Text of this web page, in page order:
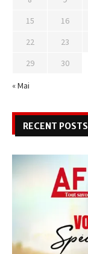
15
16
22
23
29
30
« Mai
RECENT POSTS